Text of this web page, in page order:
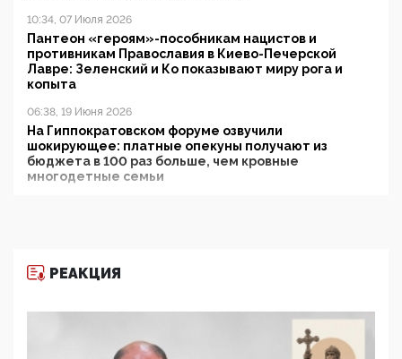
10:34, 07 Июля 2026
Пантеон «героям»-пособникам нацистов и
противникам Православия в Киево-Печерской
Лавре: Зеленский и Ко показывают миру рога и
копыта
06:38, 19 Июня 2026
На Гиппократовском форуме озвучили
шокирующее: платные опекуны получают из
бюджета в 100 раз больше, чем кровные
многодетные семьи
11:53, 09 Июня 2026
деятельность ИИТО ЮНЕСКО в России, но
цифроглобалисты продолжают определять
повестку в образовании
РЕАКЦИЯ